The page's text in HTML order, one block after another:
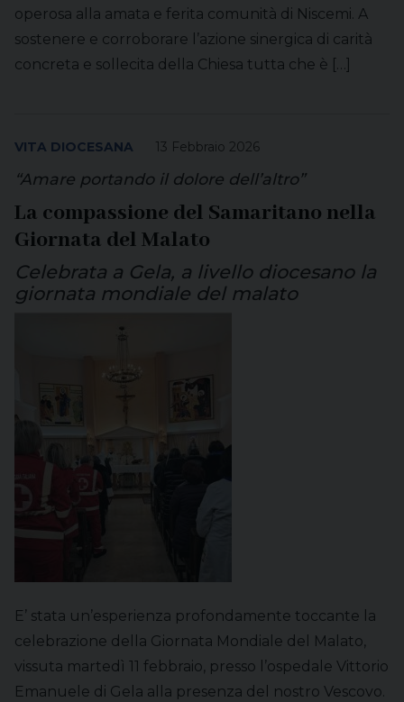
operosa alla amata e ferita comunità di Niscemi. A
sostenere e corroborare l’azione sinergica di carità
concreta e sollecita della Chiesa tutta che è […]
13 Febbraio 2026
VITA DIOCESANA
“Amare portando il dolore dell’altro”
La compassione del Samaritano nella
Giornata del Malato
Celebrata a Gela, a livello diocesano la
giornata mondiale del malato
E’ stata un’esperienza profondamente toccante la
celebrazione della Giornata Mondiale del Malato,
vissuta martedì 11 febbraio, presso l’ospedale Vittorio
Emanuele di Gela alla presenza del nostro Vescovo.